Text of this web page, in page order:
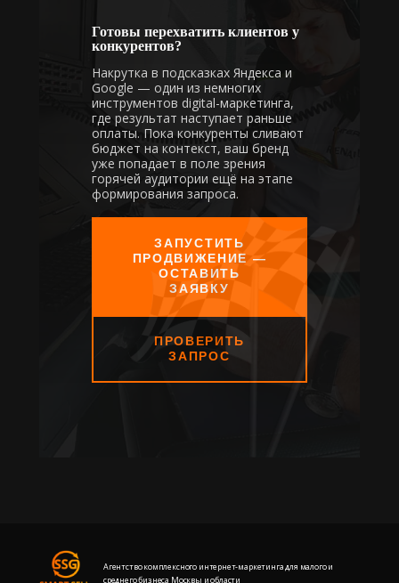
Готовы перехватить клиентов у
конкурентов?
Накрутка в подсказках Яндекса и
Google — один из немногих
инструментов digital-маркетинга,
где результат наступает раньше
оплаты. Пока конкуренты сливают
бюджет на контекст, ваш бренд
уже попадает в поле зрения
горячей аудитории ещё на этапе
формирования запроса.
ЗАПУСТИТЬ
ПРОДВИЖЕНИЕ —
ОСТАВИТЬ
ЗАЯВКУ
ПРОВЕРИТЬ
ЗАПРОС
Агентство комплексного интернет-маркетинга для малого и
среднего бизнеса Москвы и области